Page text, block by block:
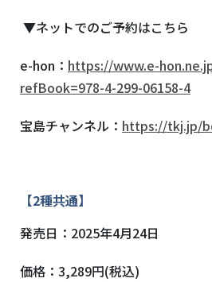
▼ネットでのご予約はこちら
e-hon： https://www.e-
refBook=978-4-299-06158-4
宝島チャンネル： https://tkj.jp/
【2種共通】
発売日： 2025年4月24日
価格： 3,289円(税込)